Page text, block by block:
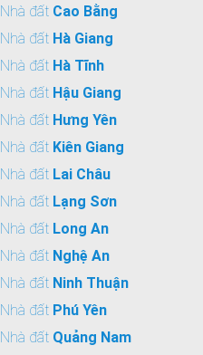
Nhà đất Cao Bằng
Nhà đất Hà Giang
Nhà đất Hà Tĩnh
Nhà đất Hậu Giang
Nhà đất Hưng Yên
Nhà đất Kiên Giang
Nhà đất Lai Châu
Nhà đất Lạng Sơn
Nhà đất Long An
Nhà đất Nghệ An
Nhà đất Ninh Thuận
Nhà đất Phú Yên
Nhà đất Quảng Nam